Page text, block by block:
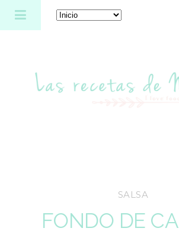
Las recetas de
SALSA
FONDO DE